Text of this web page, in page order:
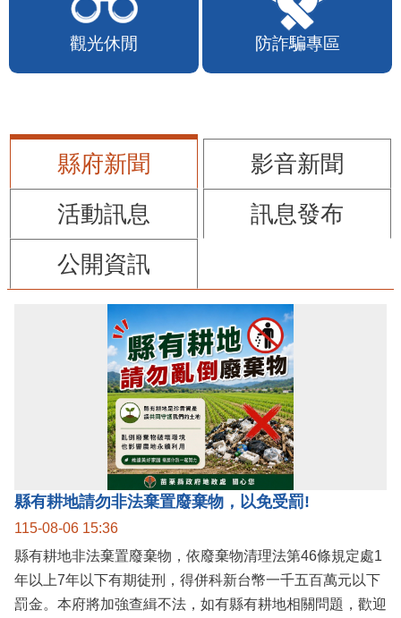
觀光休閒 防詐騙專區
縣府新聞
影音新聞
活動訊息
訊息發布
公開資訊
縣有耕地請勿非法棄置廢棄物，以免受罰!
115-08-06 15:36
縣有耕地非法棄置廢棄物，依廢棄物清理法第46條規定處1
年以上7年以下有期徒刑，得併科新台幣一千五百萬元以下
罰金。本府將加強查緝不法，如有縣有耕地相關問題，歡迎